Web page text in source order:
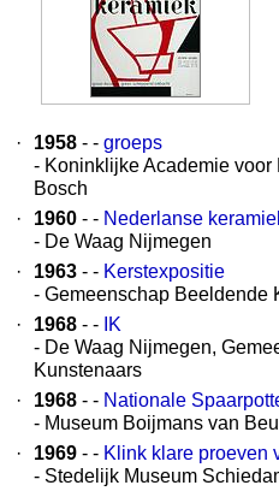
· 1958 - - groeps
- Koninklijke Academie voor
Bosch
·
1960 - - Nederlanse
- De Waag Nijmegen
·
1963 - - Kerstexpositie
- Gemeenschap Beeldende
·
1968 - - IK
- De Waag Nijmegen,
Kunstenaars
·
1968 - - Nationale
- Museum Boijmans van
·
1969 - - Klink klare proeven
- Stedelijk Museum